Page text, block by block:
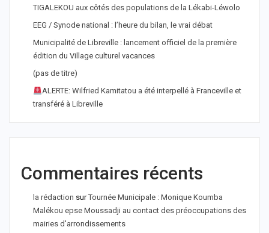
TIGALEKOU aux côtés des populations de la Lékabi-Léwolo
EEG / Synode national : l’heure du bilan, le vrai débat
Municipalité de Libreville : lancement officiel de la première
édition du Village culturel vacances
(pas de titre)
ALERTE: Wilfried Kamitatou a été interpellé à Franceville et
transféré à Libreville
Commentaires récents
la rédaction surTournée Municipale : Monique Koumba
Malékou epse Moussadji au contact des préoccupations des
mairies d'arrondissements